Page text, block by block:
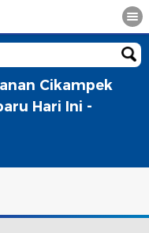
Cikampek
Hari Ini -